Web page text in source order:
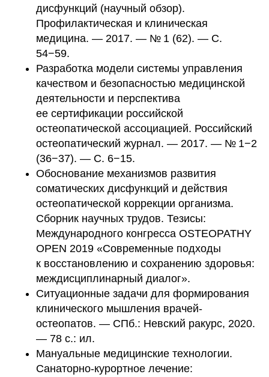
дисфункций (научный обзор).
Профилактическая и клиническая
медицина. — 2017. — № 1 (62). — С.
54−59.
Разработка модели системы управления
качеством и безопасностью медицинской
деятельности и перспектива
ее сертификации российской
остеопатической ассоциацией. Российский
остеопатический журнал. — 2017. — № 1−2
(36−37). — С. 6−15.
Обоснование механизмов развития
соматических дисфункций и действия
остеопатической коррекции организма.
Сборник научных трудов. Тезисы:
Международного конгресса OSTEOPATHY
OPEN 2019 «Современные подходы
к восстановлению и сохранению здоровья:
междисциплинарный диалог».
Ситуационные задачи для формирования
клинического мышления врачей-
остеопатов. — СПб.: Невский ракурс, 2020.
— 78 с.: ил.
Мануальные медицинские технологии.
Санаторно-курортное лечение: